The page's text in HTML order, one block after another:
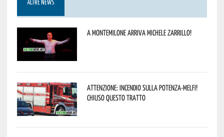
ALTRE NEWS
A Montemilone arriva Michele Zarrillo!
Attenzione: incendio sulla Potenza-Melfi!
Chiuso questo tratto